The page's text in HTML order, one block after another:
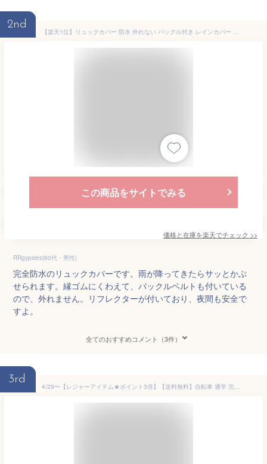
2nd
【楽天1位】リュックカバー 防水 外れない バックル付き レインカバー 反射 無地 雨用 おしゃれ リュックサック ザックカバー バックパック 落下防止 大きめ 防水カバー 完全防水 鞄カバー 雨カバー 雨の日 アウトドア 送料無料
この商品をサイトでみる
価格と在庫を楽天でチェック >>
RRgypsies(60代・男性)
完全防水のリュックカバーです。雨が降ってきたらサッとかぶ
せられます。縁ゴムにくわえて、バックルベルトも付いている
ので、外れません。リフレクターが付いており、夜間も安全で
すよ。
全てのおすすめコメント（3件）
3rd
4/29〜【レジャーアイテム★ポイント3倍】【送料無料】自転車 通学 完全防水 カバン カバー レインカバー バッグカバー リュックカバー 防水 雨 自転車カバー 前かごカバー カゴカバー 雨具 荷台 3way リュックサック 自転車通学 中学生 通勤 通学 徒歩通学